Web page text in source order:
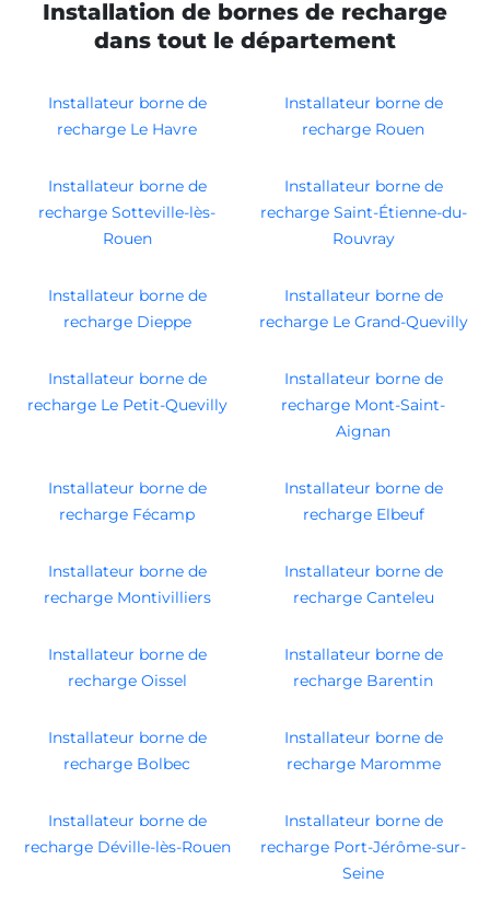
Installation de bornes de recharge
dans tout le département
Installateur borne de
recharge Le Havre
Installateur borne de
recharge Rouen
Installateur borne de
recharge Sotteville-lès-
Rouen
Installateur borne de
recharge Saint-Étienne-du-
Rouvray
Installateur borne de
recharge Dieppe
Installateur borne de
recharge Le Grand-Quevilly
Installateur borne de
recharge Le Petit-Quevilly
Installateur borne de
recharge Mont-Saint-
Aignan
Installateur borne de
recharge Fécamp
Installateur borne de
recharge Elbeuf
Installateur borne de
recharge Montivilliers
Installateur borne de
recharge Canteleu
Installateur borne de
recharge Oissel
Installateur borne de
recharge Barentin
Installateur borne de
recharge Bolbec
Installateur borne de
recharge Maromme
Installateur borne de
recharge Déville-lès-Rouen
Installateur borne de
recharge Port-Jérôme-sur-
Seine